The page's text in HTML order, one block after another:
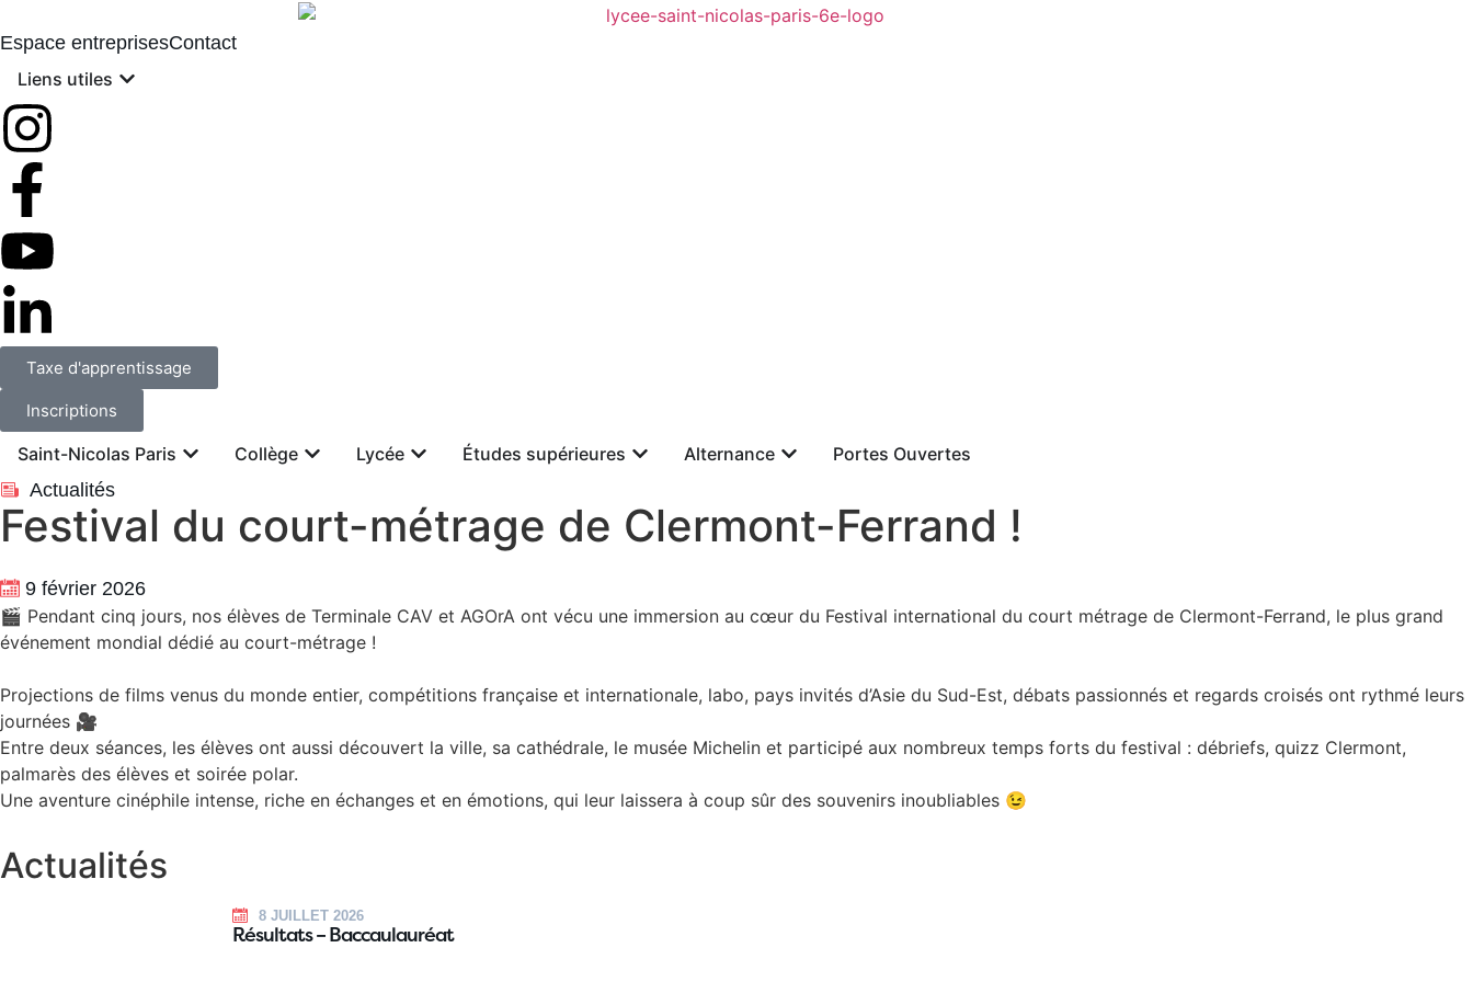
Espace entreprisesContact
Liens utiles
Taxe d'apprentissage
Inscriptions
Saint-Nicolas Paris Collège Lycée Études supérieures Alternance
Portes Ouvertes
Actualités
Festival du court-métrage de Clermont-Ferrand !
9 février 2026
🎬 Pendant cinq jours, nos élèves de Terminale CAV et AGOrA ont vécu une immersion au cœur du Festival international du court métrage de Clermont-Ferrand, le plus grand
événement mondial dédié au court-métrage !
Projections de films venus du monde entier, compétitions française et internationale, labo, pays invités d’Asie du Sud-Est, débats passionnés et regards croisés ont rythmé leurs
journées 🎥
Entre deux séances, les élèves ont aussi découvert la ville, sa cathédrale, le musée Michelin et participé aux nombreux temps forts du festival : débriefs, quizz Clermont,
palmarès des élèves et soirée polar.
Une aventure cinéphile intense, riche en échanges et en émotions, qui leur laissera à coup sûr des souvenirs inoubliables 😉
Actualités
8 JUILLET 2026
Résultats – Baccaulauréat